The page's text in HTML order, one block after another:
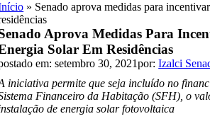
» Senado aprova medidas para
Aprova Medidas Para
Solar Em Residências
em: setembro 30, 2021por:Izalci
iniciativa permite que seja incluído no
Financeiro da Habitação (SFH), o
de energia solar fotovoltaica